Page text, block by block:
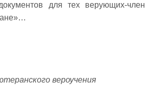
для тех верующих-
вероучения